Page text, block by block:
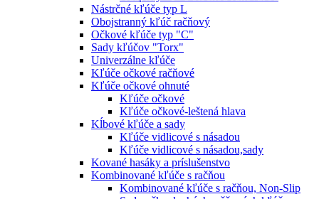
Nástrčné kľúče typ L
Obojstranný kľúč račňový
Očkové kľúče typ "C"
Sady kľúčov "Torx"
Univerzálne kľúče
Kľúče očkové račňové
Kľúče očkové ohnuté
Kľúče očkové
Kľúče očkové-leštená hlava
Kĺbové kľúče a sady
Kľúče vidlicové s násadou
Kľúče vidlicové s násadou,sady
Kované hasáky a príslušenstvo
Kombinované kľúče s račňou
Kombinované kľúče s račňou, Non-Slip